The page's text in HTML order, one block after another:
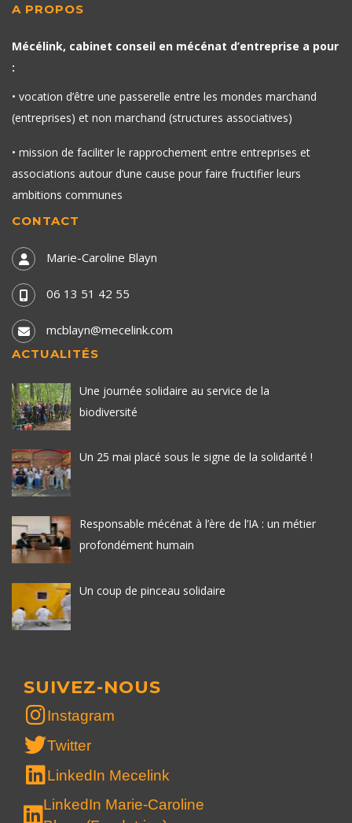
A PROPOS
Mécélink, cabinet conseil en mécénat d’entreprise a pour
:
• vocation d’être une passerelle entre les mondes marchand
(entreprises) et non marchand (structures associatives)
• mission de faciliter le rapprochement entre entreprises et
associations autour d’une cause pour faire fructifier leurs
ambitions communes
CONTACT
Marie-Caroline Blayn
06 13 51 42 55
mcblayn@mecelink.com
ACTUALITÉS
Une journée solidaire au service de la
biodiversité
Un 25 mai placé sous le signe de la solidarité !
Responsable mécénat à l’ère de l’IA : un métier
profondément humain
Un coup de pinceau solidaire
SUIVEZ-NOUS
Instagram
Twitter
LinkedIn Mecelink
LinkedIn Marie-Caroline